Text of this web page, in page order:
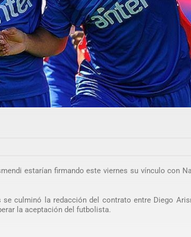
estarían firmando este viernes su vínculo con
se culminó la redacción del contrato entre Diego
la aceptación del futbolista.